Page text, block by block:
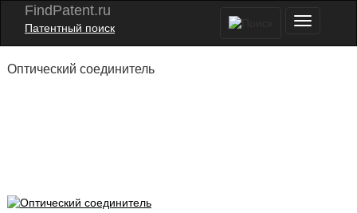
FindPatent.ru
Патентный поиск
Оптический соединитель